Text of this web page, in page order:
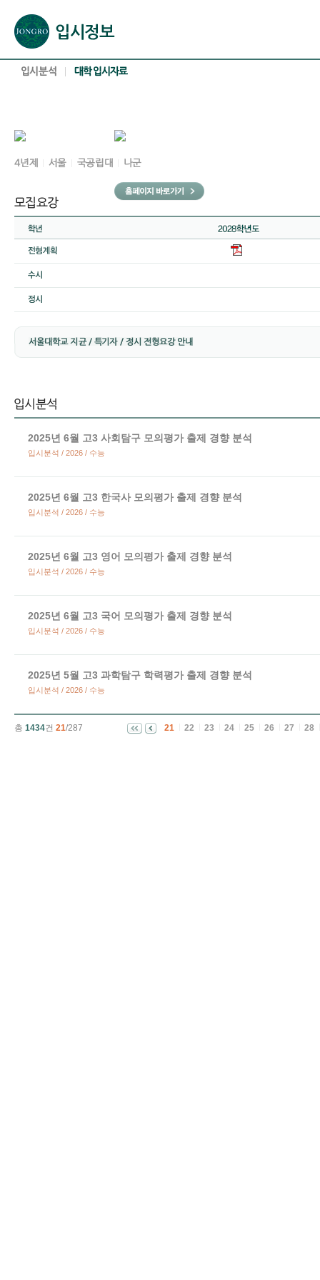
2025년 6월 고3 사회탐구 모의평가 출제 경향 분석
입시분석 / 2026 / 수능
2025년 6월 고3 한국사 모의평가 출제 경향 분석
입시분석 / 2026 / 수능
2025년 6월 고3 영어 모의평가 출제 경향 분석
입시분석 / 2026 / 수능
2025년 6월 고3 국어 모의평가 출제 경향 분석
입시분석 / 2026 / 수능
2025년 5월 고3 과학탐구 학력평가 출제 경향 분석
입시분석 / 2026 / 수능
총 1434건 21/287 21 22 23 24 25 26 27 28